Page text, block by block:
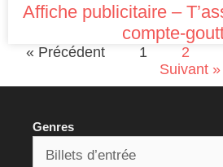
Affiche publicitaire –
compte-
« Précédent 1 2
Suivant »
Genres